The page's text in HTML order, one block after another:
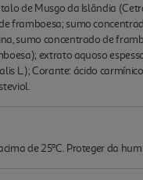
de Musgo da Islândia
framboesa; sumo
sumo concentrado de
extrato aquoso
L.); Corante: ácido
de 25ºC. Proteger da